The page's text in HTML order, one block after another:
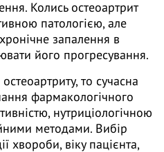
Колись остеоартрит
патологією, але
запалення в
його прогресування.
то сучасна
фармакологічного
нутриціологічною
методами. Вибір
хвороби, віку пацієнта,